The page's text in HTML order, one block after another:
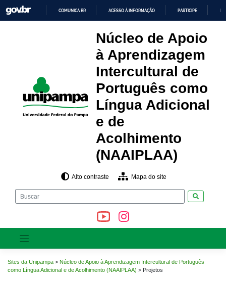
para
o
O
CONTEÚDO
COMUNICA BR ACESSO À INFORMAÇÃO PARTICIPE
Núcleo de Apoio
à Aprendizagem
Intercultural de
Português como
Língua Adicional
e de
Acolhimento
(NAAIPLAA)
Alto contraste Mapa do site
Sites da Unipampa > Núcleo de Apoio à Aprendizagem Intercultural de Português
como Língua Adicional e de Acolhimento (NAAIPLAA) > Projetos